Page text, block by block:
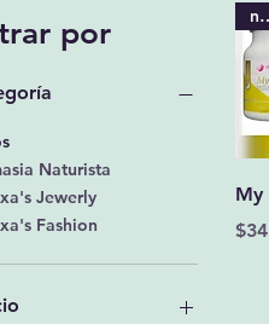
por
Naturista
Jewerly
Fashion
My